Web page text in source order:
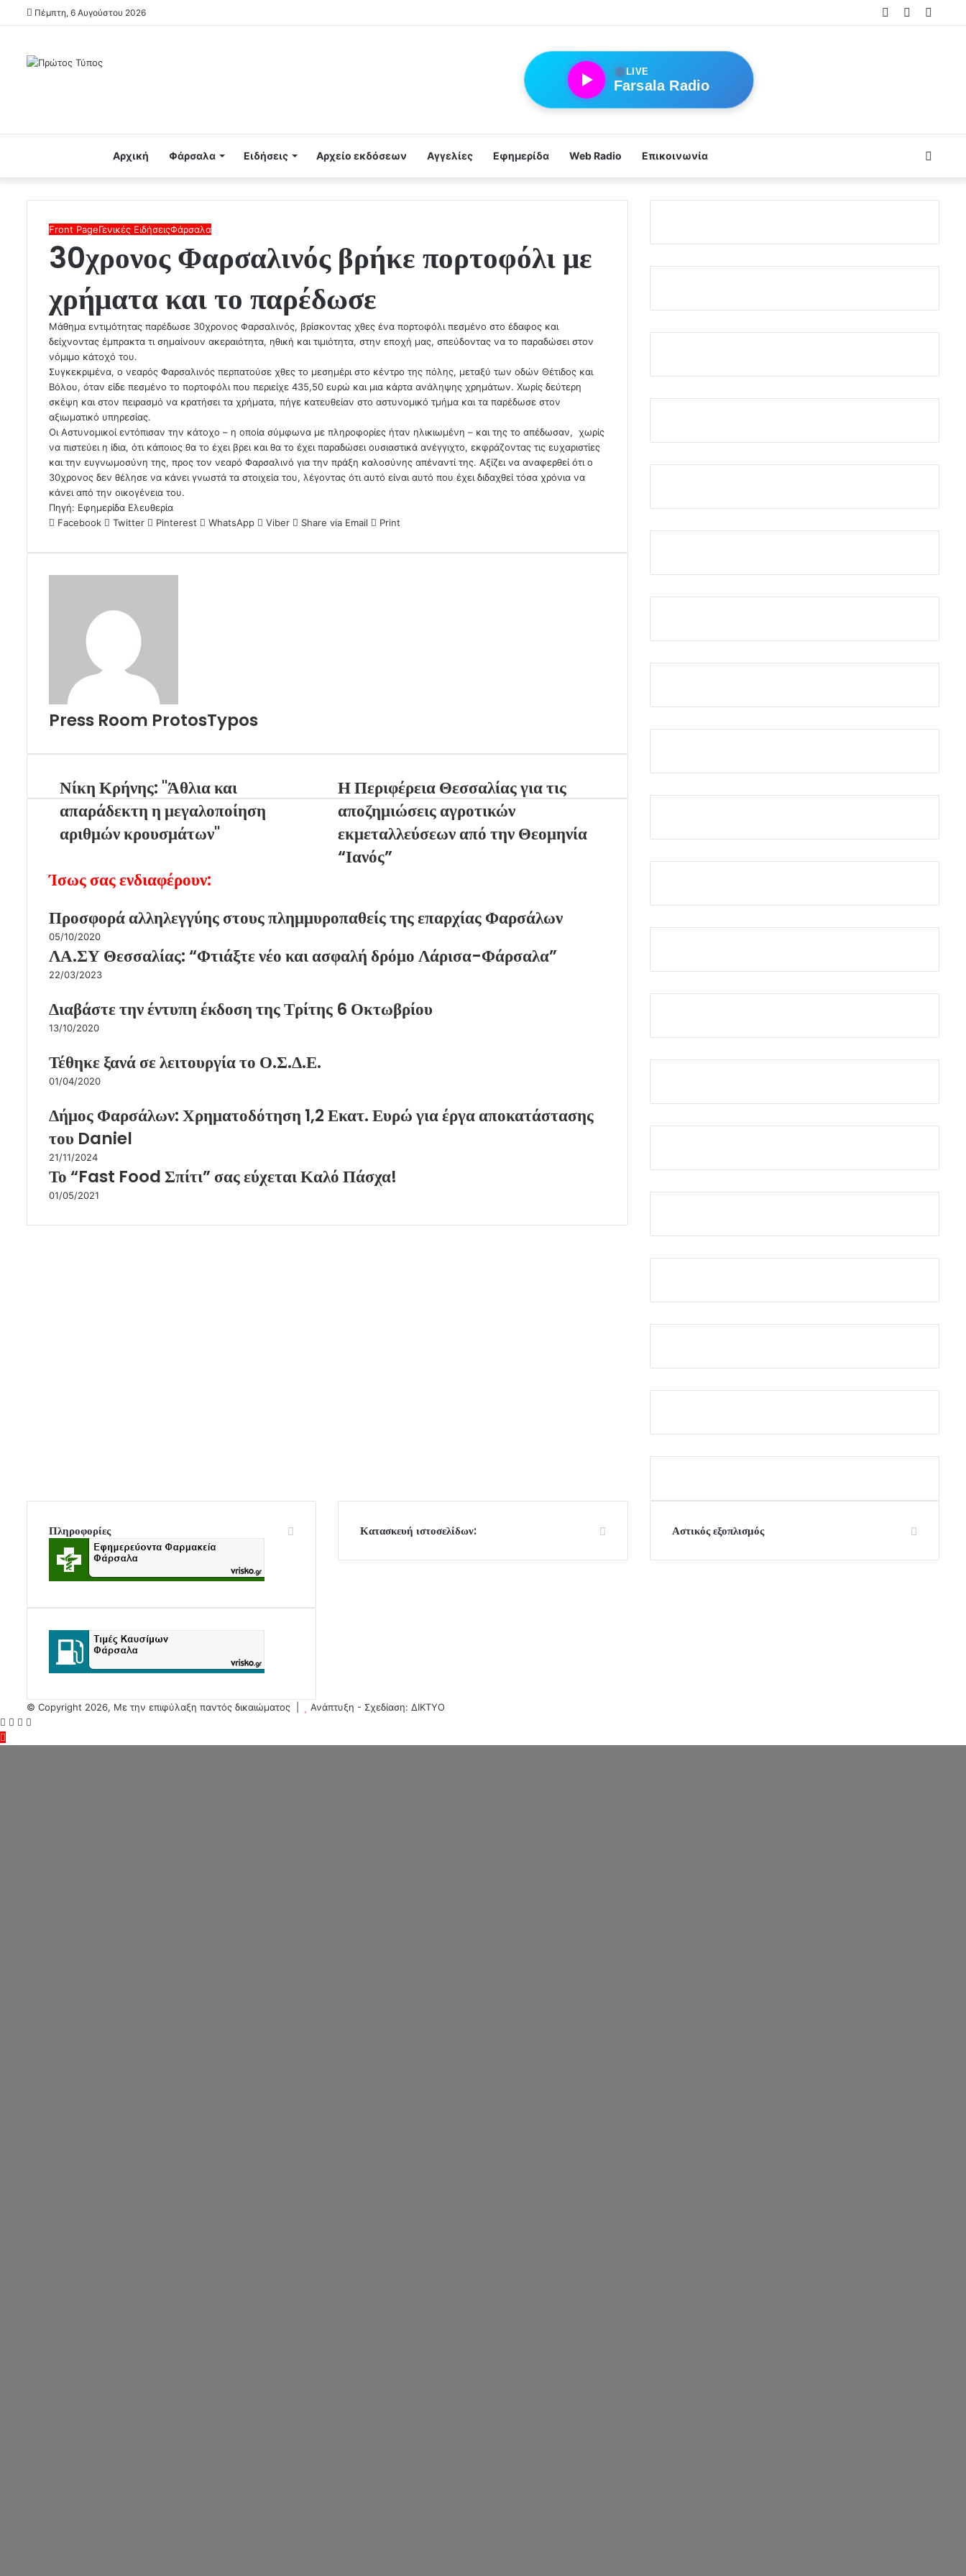
Πέμπτη, 6 Αυγούστου 2026
Random
Log
●LIVE
Farsala Radio
Αρχική Φάρσαλα Ειδήσεις Αρχείο εκδόσεων Αγγελίες Εφημερίδα Web Radio Επικοινωνία
for
Front PageΓενικές ΕιδήσειςΦάρσαλα
30χρονος Φαρσαλινός βρήκε πορτοφόλι με
χρήματα και το παρέδωσε
Μάθημα εντιμότητας παρέδωσε 30χρονος Φαρσαλινός, βρίσκοντας χθες ένα πορτοφόλι πεσμένο στο έδαφος και
δείχνοντας έμπρακτα τι σημαίνουν ακεραιότητα, ηθική και τιμιότητα, στην εποχή μας, σπεύδοντας να το παραδώσει στον
νόμιμο κάτοχό του.
Συγκεκριμένα, ο νεαρός Φαρσαλινός περπατούσε χθες το μεσημέρι στο κέντρο της πόλης, μεταξύ των οδών Θέτιδος και
Βόλου, όταν είδε πεσμένο το πορτοφόλι που περιείχε 435,50 ευρώ και μια κάρτα ανάληψης χρημάτων. Χωρίς δεύτερη
σκέψη και στον πειρασμό να κρατήσει τα χρήματα, πήγε κατευθείαν στο αστυνομικό τμήμα και τα παρέδωσε στον
αξιωματικό υπηρεσίας.
Οι Αστυνομικοί εντόπισαν την κάτοχο – η οποία σύμφωνα με πληροφορίες ήταν ηλικιωμένη – και της το απέδωσαν, χωρίς
να πιστεύει η ίδια, ότι κάποιος θα το έχει βρει και θα το έχει παραδώσει ουσιαστικά ανέγγιχτο, εκφράζοντας τις ευχαριστίες
και την ευγνωμοσύνη της, προς τον νεαρό Φαρσαλινό για την πράξη καλοσύνης απέναντί της. Αξίζει να αναφερθεί ότι ο
30χρονος δεν θέλησε να κάνει γνωστά τα στοιχεία του, λέγοντας ότι αυτό είναι αυτό που έχει διδαχθεί τόσα χρόνια να
κάνει από την οικογένεια του.
Πηγή: Εφημερίδα Ελευθερία
Facebook
Twitter Pinterest WhatsApp Viber Share via Email Print
Press Room ProtosTypos
Νίκη Κρήνης: "Άθλια και
απαράδεκτη η μεγαλοποίηση
αριθμών κρουσμάτων"
Η Περιφέρεια Θεσσαλίας για τις
αποζημιώσεις αγροτικών
εκμεταλλεύσεων από την Θεομηνία
“Ιανός”
Ίσως σας ενδιαφέρουν:
Προσφορά αλληλεγγύης στους πλημμυροπαθείς της επαρχίας Φαρσάλων
05/10/2020
ΛΑ.ΣΥ Θεσσαλίας: “Φτιάξτε νέο και ασφαλή δρόμο Λάρισα-Φάρσαλα”
22/03/2023
Διαβάστε την έντυπη έκδοση της Τρίτης 6 Οκτωβρίου
13/10/2020
Τέθηκε ξανά σε λειτουργία το Ο.Σ.Δ.Ε.
01/04/2020
Δήμος Φαρσάλων: Χρηματοδότηση 1,2 Εκατ. Ευρώ για έργα αποκατάστασης
του Daniel
21/11/2024
Το “Fast Food Σπίτι” σας εύχεται Καλό Πάσχα!
01/05/2021
Πληροφορίες Κατασκευή ιστοσελίδων: Αστικός εξοπλισμός
© Copyright 2026, Με την επιφύλαξη παντός δικαιώματος |
Ανάπτυξη - Σχεδίαση: ΔΙΚΤΥΟ
Facebook
Twitter
WhatsApp